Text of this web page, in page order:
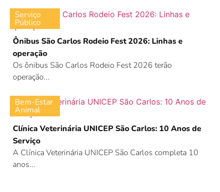
Serviço
Público
Ônibus São Carlos Rodeio Fest 2026: Linhas e
operação
Os ônibus São Carlos Rodeio Fest 2026 terão
operação...
Bem-Estar
Animal
Clínica Veterinária UNICEP São Carlos: 10 Anos de
Serviço
A Clínica Veterinária UNICEP São Carlos completa 10
anos...